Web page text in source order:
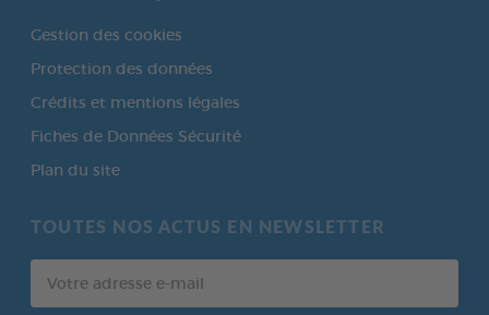
Gestion des cookies
Protection des données
Crédits et mentions légales
Fiches de Données Sécurité
Plan du site
TOUTES NOS ACTUS EN NEWSLETTER
adresse